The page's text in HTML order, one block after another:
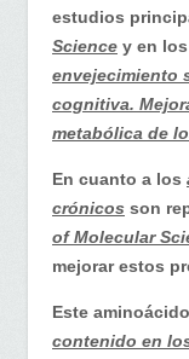
estudios
Science y en
envejecimiento
cognitiva.
metabólica de
En cuanto a los
crónicos son
of Molecular
mejorar estos
Este
contenido en